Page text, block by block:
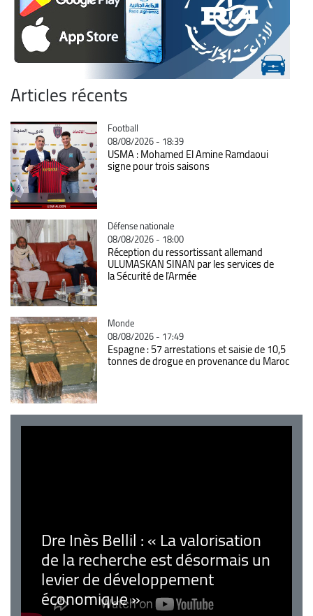
Articles récents
Catégorie
Football
08/08/2026 - 18:39
USMA : Mohamed El Amine Ramdaoui
signe pour trois saisons
Catégorie
Défense nationale
08/08/2026 - 18:00
Réception du ressortissant allemand
ULUMASKAN SINAN par les services de
la Sécurité de l’Armée
Catégorie
Monde
08/08/2026 - 17:49
Espagne : 57 arrestations et saisie de 10,5
tonnes de drogue en provenance du Maroc
Dre Inès Bellil : « La valorisation
de la recherche est désormais un
levier de développement
économique »